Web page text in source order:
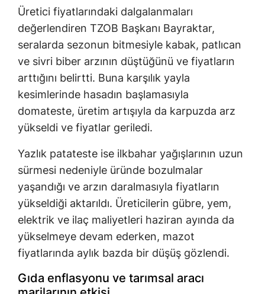
Üretici fiyatlarındaki dalgalanmaları
değerlendiren TZOB Başkanı Bayraktar,
seralarda sezonun bitmesiyle kabak, patlıcan
ve sivri biber arzının düştüğünü ve fiyatların
arttığını belirtti. Buna karşılık yayla
kesimlerinde hasadın başlamasıyla
domateste, üretim artışıyla da karpuzda arz
yükseldi ve fiyatlar geriledi.
Yazlık patateste ise ilkbahar yağışlarının uzun
sürmesi nedeniyle üründe bozulmalar
yaşandığı ve arzın daralmasıyla fiyatların
yükseldiği aktarıldı. Üreticilerin gübre, yem,
elektrik ve ilaç maliyetleri haziran ayında da
yükselmeye devam ederken, mazot
fiyatlarında aylık bazda bir düşüş gözlendi.
Gıda enflasyonu ve tarımsal aracı